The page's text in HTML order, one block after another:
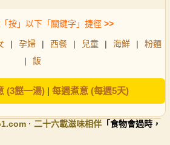
按」以下「關鍵字」捷徑 >>
| 孕婦 | 西餐 | 兒童 | 海鮮 |
粉麵
|
飯
(3餸一湯)| 每週煮意 (每週5天)
.com · 二十六載滋味相伴 「食物會過時，